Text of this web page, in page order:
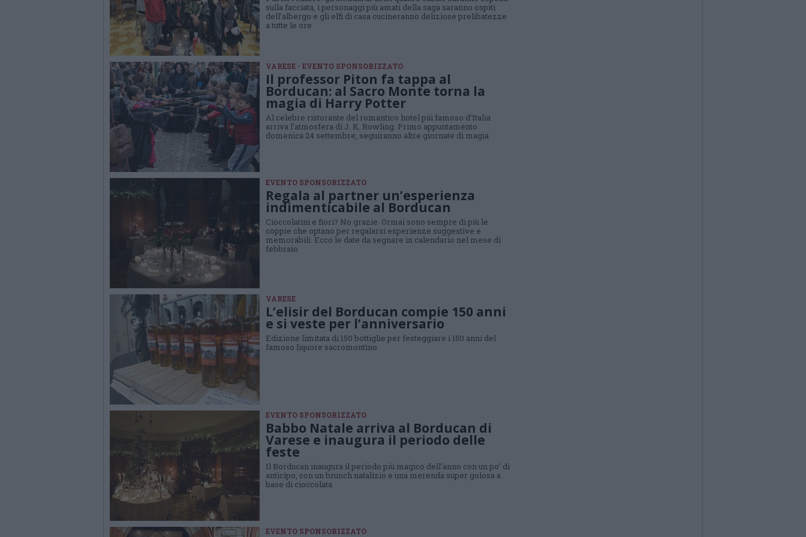
sulla facciata, i personaggi più amati della saga saranno ospiti
dell’albergo e gli elfi di casa cucineranno deliziose prelibatezze
a tutte le ore
VARESE - EVENTO SPONSORIZZATO
Il professor Piton fa tappa al
Borducan: al Sacro Monte torna la
magia di Harry Potter
Al celebre ristorante del romantico hotel più famoso d’Italia
arriva l’atmosfera di J. K. Rowling. Primo appuntamento
domenica 24 settembre, seguiranno altre giornate di magia
EVENTO SPONSORIZZATO
Regala al partner un’esperienza
indimenticabile al Borducan
Cioccolatini e fiori? No grazie. Ormai sono sempre di più le
coppie che optano per regalarsi esperienze suggestive e
memorabili. Ecco le date da segnare in calendario nel mese di
febbraio
VARESE
L’elisir del Borducan compie 150 anni
e si veste per l’anniversario
Edizione limitata di 150 bottiglie per festeggiare i 150 anni del
famoso liquore sacromontino
EVENTO SPONSORIZZATO
Babbo Natale arriva al Borducan di
Varese e inaugura il periodo delle
feste
Il Borducan inaugura il periodo più magico dell’anno con un po’ di
anticipo, con un brunch natalizio e una merenda super golosa a
base di cioccolata
EVENTO SPONSORIZZATO